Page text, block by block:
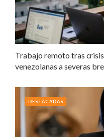
Trabajo remoto tras
venezolanas a severas
DESTACADAS